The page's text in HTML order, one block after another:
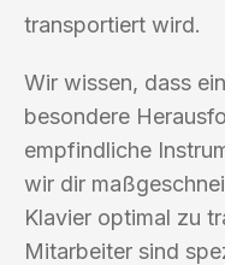
transportiert wird.
Wir wissen, dass
besondere
empfindliche
wir dir
Klavier optimal zu
Mitarbeiter sind